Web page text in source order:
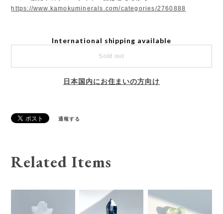
https://www.kamokuminerals.com/categories/2760888
International shipping available
Sold out
日本国内にお住まいの方向け
通報する
Related Items